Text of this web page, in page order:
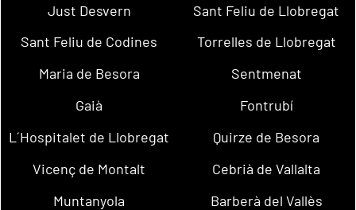
Just Desvern
Sant Feliu de Llobregat
Sant Feliu de Codines
Torrelles de Llobregat
Maria de Besora
Sentmenat
Gaià
Fontrubí
L´Hospitalet de Llobregat
Quirze de Besora
Vicenç de Montalt
Cebrià de Vallalta
Muntanyola
Barberà del Vallès